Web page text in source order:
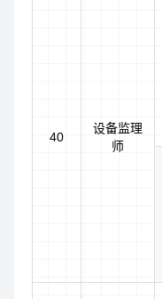
40
设备监理
师